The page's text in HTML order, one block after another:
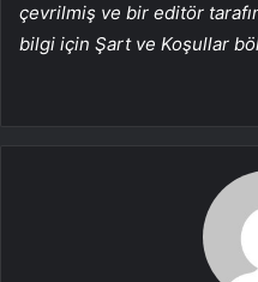
çevrilmiş ve bir editör
bilgi için Şart ve Koşullar